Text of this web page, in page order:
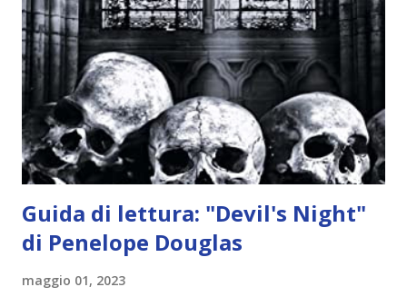
per avvertili che Mikael non è più "l'angelo puro" che
credono e che potrebbe aver ucciso altri mezzi angeli, tipo
Rafael. A quelle parole, Haniel seguito da altri ibridi, si reca
nell'appartamento, senza risultati. Infine cercano nella
chiesetta. Lì trovano Rafael alle prese con gli angeli puri,
ma questa volta ...
Guida di lettura: "Devil's Night"
di Penelope Douglas
maggio 01, 2023